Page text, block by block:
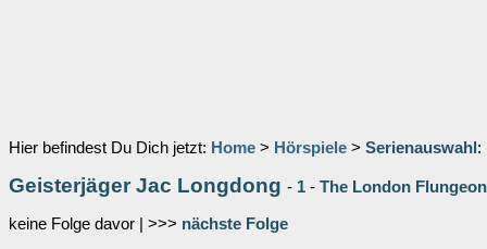
Hier befindest Du Dich jetzt: Home > Hörspiele > Serienauswahl :
Geisterjäger Jac Longdong - 1 - The London Flungeon
keine Folge davor | >>> nächste Folge